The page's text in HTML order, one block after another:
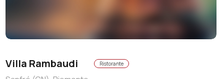
Villa Rambaudi Ristorante